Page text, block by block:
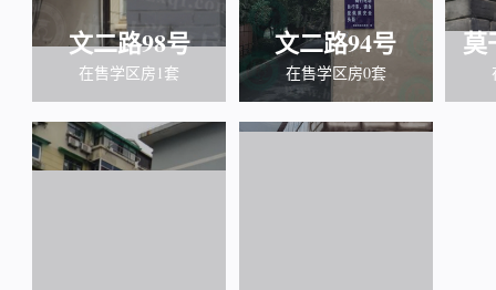
文二路98号
在售学区房1套
文二路94号
在售学区房0套
莫